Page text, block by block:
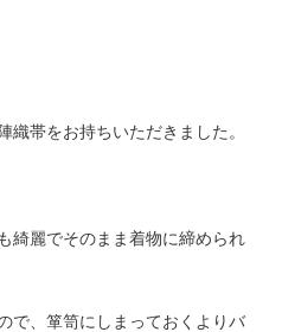
織帯をお持ちいただきました。
綺麗でそのまま着物に締められ
で、箪笥にしまっておくよりバ